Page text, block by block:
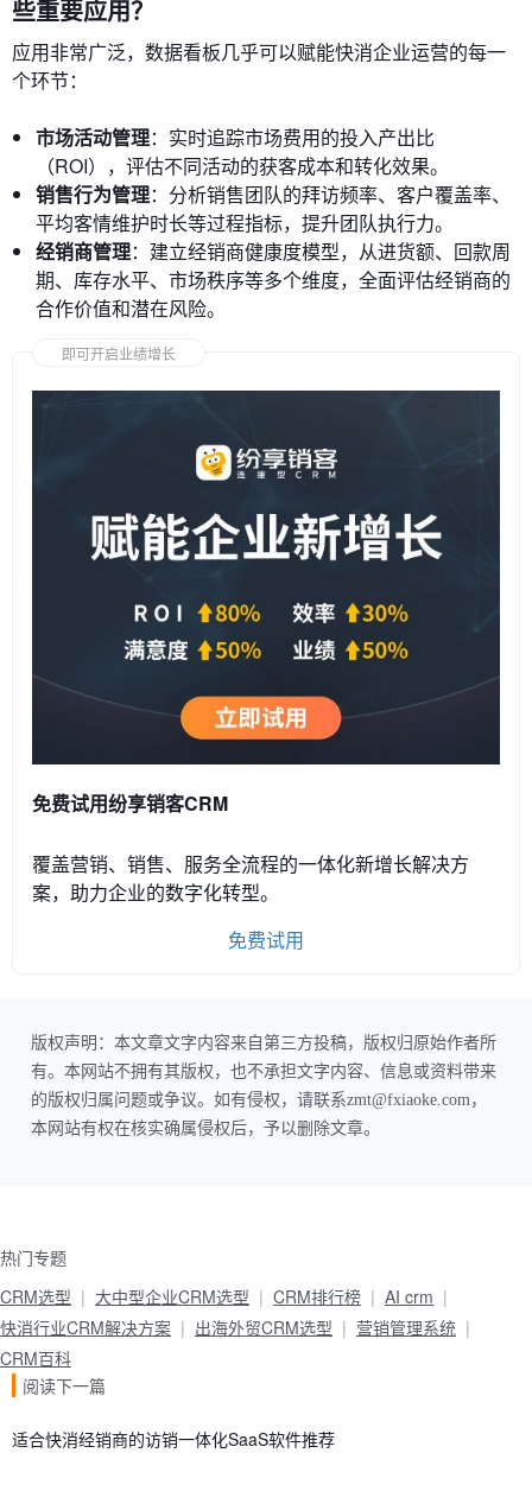
些重要应用？
应用非常广泛，数据看板几乎可以赋能快消企业运营的每一
个环节：
市场活动管理：实时追踪市场费用的投入产出比
（ROI），评估不同活动的获客成本和转化效果。
销售行为管理：分析销售团队的拜访频率、客户覆盖率、
平均客情维护时长等过程指标，提升团队执行力。
经销商管理：建立经销商健康度模型，从进货额、回款周
期、库存水平、市场秩序等多个维度，全面评估经销商的
合作价值和潜在风险。
即可开启业绩增长
免费试用纷享销客CRM
覆盖营销、销售、服务全流程的一体化新增长解决方
案，助力企业的数字化转型。
免费试用
版权声明：本文章文字内容来自第三方投稿，版权归原始作者所
有。本网站不拥有其版权，也不承担文字内容、信息或资料带来
的版权归属问题或争议。如有侵权，请联系zmt@fxiaoke.com，
本网站有权在核实确属侵权后，予以删除文章。
热门专题
CRM选型
大中型企业CRM选型 CRM排行榜
AI crm
快消行业CRM解决方案
出海外贸CRM选型
营销管理系统
CRM百科
阅读下一篇
适合快消经销商的访销一体化SaaS软件推荐